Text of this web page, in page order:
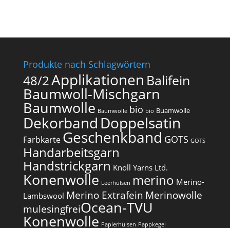
Produkte nach Schlagwörtern
48/2Applikationen Balifein
Baumwoll-Mischgarn
Baumwolle Baumwolle bio bio Buamwolle
Dekorband Doppelsatin
Farbkarte Geschenkband GOTS GOTS
Handarbeitsgarn
Handstrickgarn Knoll Yarns Ltd.
Konenwolle Leerhülsen merino Merino-
Lambswool Merino Extrafein Merinowolle
mulesingfrei​Ocean-TVU
Konenwolle Papierhülsen Pappkegel